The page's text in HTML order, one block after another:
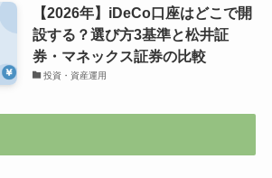
【2026年】iDeCo口座はどこで開
設する？選び方3基準と松井証
券・マネックス証券の比較
投資・資産運用